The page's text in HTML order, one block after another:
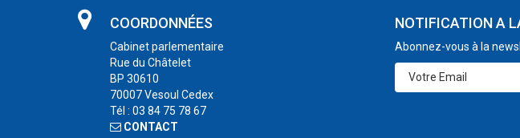
COORDONNÉES
Cabinet parlementaire
Rue du Châtelet
BP 30610
70007 Vesoul Cedex
Tél : 03 84 75 78 67
CONTACT
NOTIFICATION A
Abonnez-vous à la